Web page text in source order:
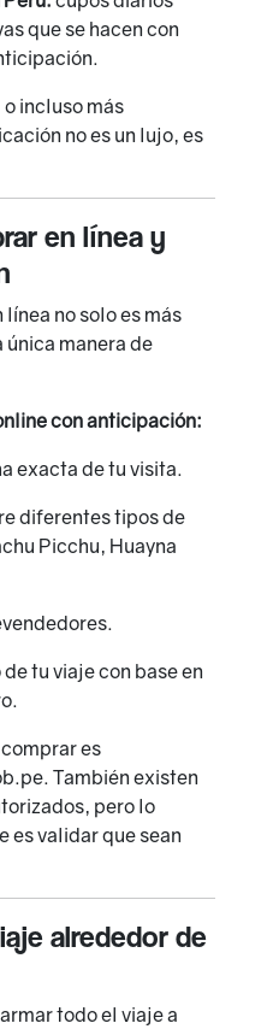
que se hacen con
incluso más
no es un lujo, es
en línea y
no solo es más
manera de
con anticipación:
exacta de tu visita.
diferentes tipos de
Picchu, Huayna
tu viaje con base en
es
. También existen
pero lo
es validar que sean
alrededor de
todo el viaje a